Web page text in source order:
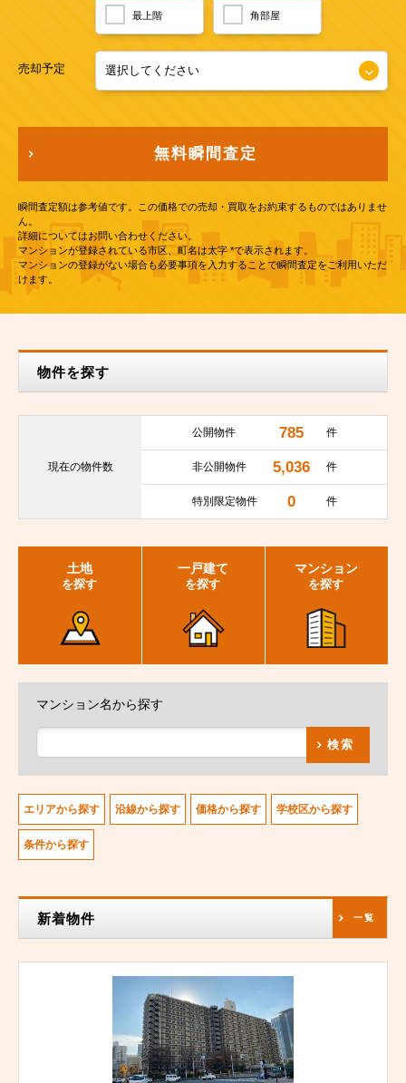
最上階 角部屋
売却予定
無料瞬間査定
瞬間査定額は参考値です。この価格での売却・買取をお約束するものではありませ
ん。
詳細についてはお問い合わせください。
マンションが登録されている市区、町名は太字 *で表示されます。
マンションの登録がない場合も必要事項を入力することで瞬間査定をご利用いただ
けます。
物件を探す
現在の物件数
公開物件 785 件
非公開物件 5,036 件
特別限定物件 0 件
土地
を探す
一戸建て
を探す
マンション
を探す
マンション名から探す
検索
エリアから探す 沿線から探す 価格から探す 学校区から探す
条件から探す
新着物件 一覧